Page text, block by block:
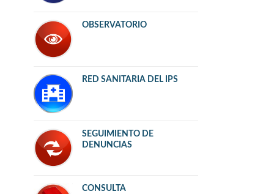
OBSERVATORIO
RED SANITARIA DEL IPS
SEGUIMIENTO DE
DENUNCIAS
CONSULTA